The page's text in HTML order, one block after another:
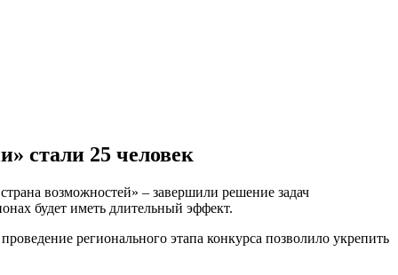
стали 25 человек
возможностей» – завершили решение задач
будет иметь длительный эффект.
регионального этапа конкурса позволило укрепить